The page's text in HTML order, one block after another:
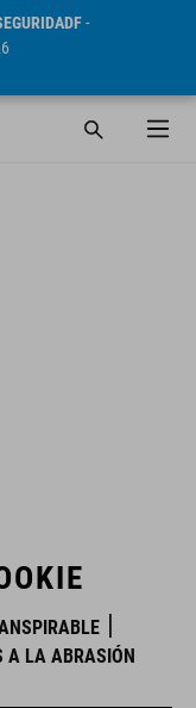
-
A LA ABRASIÓN